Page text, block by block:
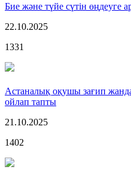
Бие және түйе сүтін өңдеуге
22.10.2025
1331
Астаналық оқушы зағип
ойлап тапты
21.10.2025
1402